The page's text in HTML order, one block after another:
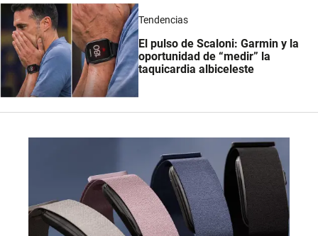
Tendencias
El pulso de Scaloni: Garmin y la
oportunidad de “medir” la
taquicardia albiceleste